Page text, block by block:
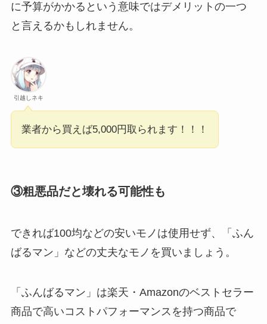
に予算がかかるという意味ではデメリットの一つ
と言えるかもしれません。
引越しネキ
業者から買えば5,000円取られます！！！
③粗悪品だと壊れる可能性も
できれば100均などの安いモノは使用せず、「ふん
ばるマン」などの丈夫なモノを買いましょう。
「ふんばるマン」は楽天・Amazonのベストセラー
商品で高いコストパフォーマンスを持つ商品で